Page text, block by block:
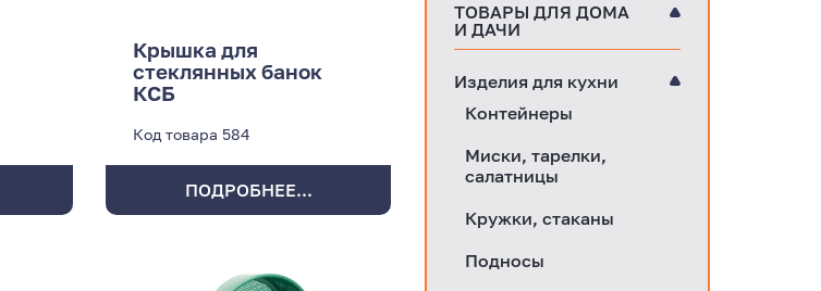
Крышка для
стеклянных банок
КСБ
Код товара 584
ПОДРОБНЕЕ...
ТОВАРЫ ДЛЯ ДОМА
И ДАЧИ
Изделия для кухни
Контейнеры
Миски, тарелки,
салатницы
Кружки, стаканы
Подносы